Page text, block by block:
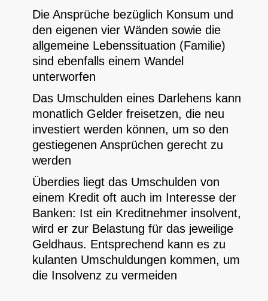
Die Ansprüche bezüglich Konsum und
den eigenen vier Wänden sowie die
allgemeine Lebenssituation (Familie)
sind ebenfalls einem Wandel
unterworfen
Das Umschulden eines Darlehens kann
monatlich Gelder freisetzen, die neu
investiert werden können, um so den
gestiegenen Ansprüchen gerecht zu
werden
Überdies liegt das Umschulden von
einem Kredit oft auch im Interesse der
Banken: Ist ein Kreditnehmer insolvent,
wird er zur Belastung für das jeweilige
Geldhaus. Entsprechend kann es zu
kulanten Umschuldungen kommen, um
die Insolvenz zu vermeiden